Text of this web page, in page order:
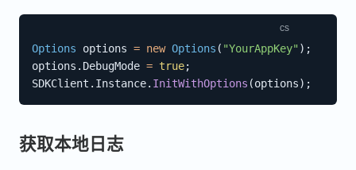
Options options = new Options ( "YourAppKey" ) ;
options . DebugMode = true;
SDKClient . Instance. InitWithOptions (options) ;
获取本地日志